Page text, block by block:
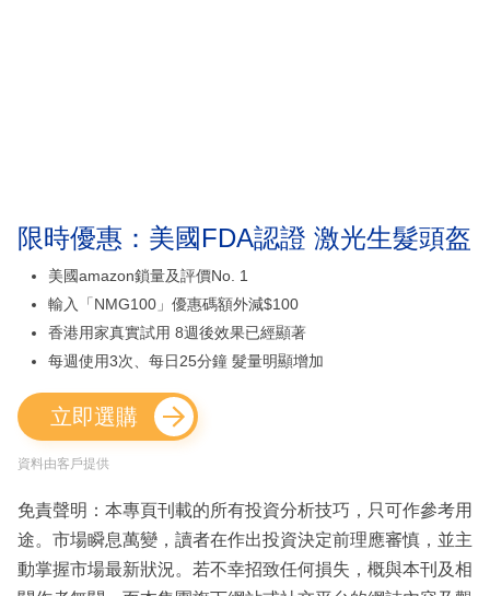
限時優惠：美國FDA認證 激光生髮頭盔
美國amazon鎖量及評價No. 1
輸入「NMG100」優惠碼額外減$100
香港用家真實試用 8週後效果已經顯著
每週使用3次、每日25分鐘 髮量明顯增加
立即選購
資料由客戶提供
免責聲明：本專頁刊載的所有投資分析技巧，只可作參考用
途。市場瞬息萬變，讀者在作出投資決定前理應審慎，並主
動掌握市場最新狀況。若不幸招致任何損失，概與本刊及相